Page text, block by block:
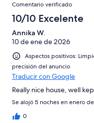
Comentario verificado
10/10 Excelente
Annika W.
10 de ene de 2026
Aspectos positivos:
precisión del anuncio
Traducir con Google
Really nice house, well
Se alojó 5 noches en enero
0